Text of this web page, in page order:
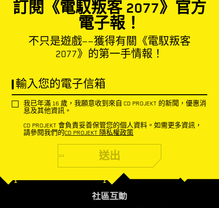
訂閱《電馭叛客 2077》官方
電子報！
不只是遊戲——獲得有關《電馭叛客
2077》的第一手情報！
輸入您的電子信箱
我已年滿 16 歲，我願意收到來自 CD PROJEKT 的新聞，優惠消
息及其他資訊。
CD PROJEKT 會負責妥善保管您的個人資料。如需更多資訊，
請參閱我們的CD PROJEKT 隱私權政策
送出
社區互動